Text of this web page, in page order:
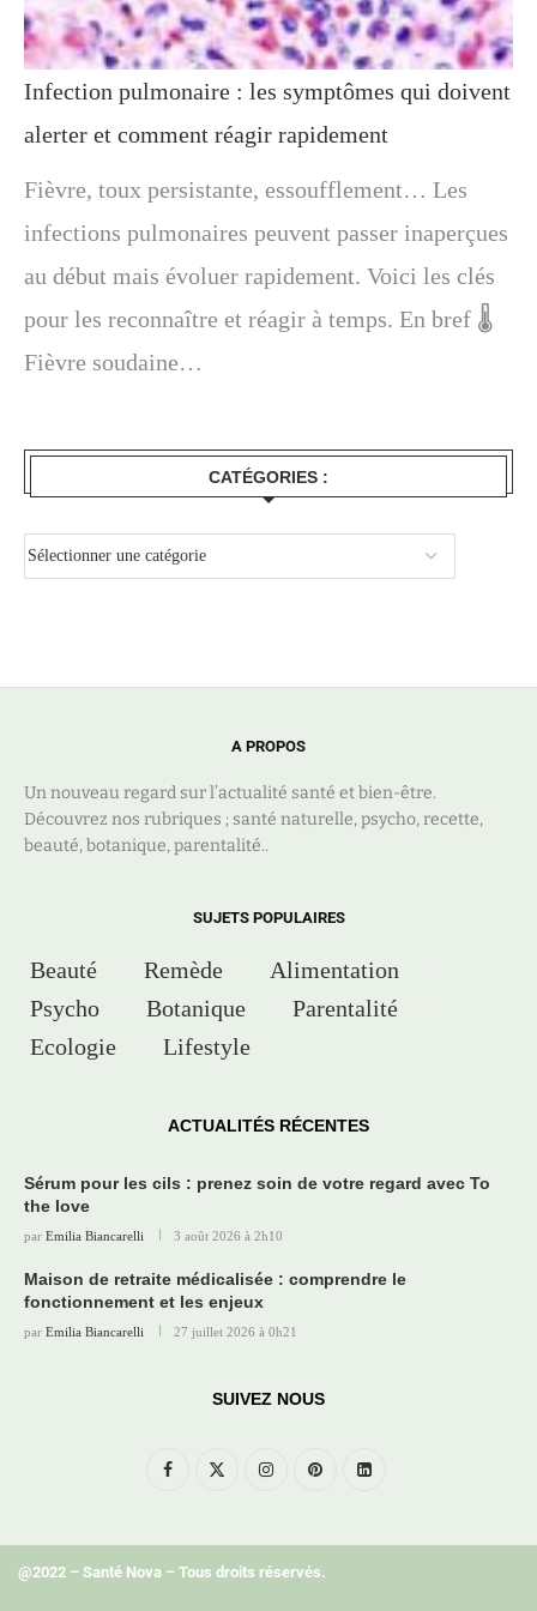
Infection pulmonaire : les symptômes qui doivent
alerter et comment réagir rapidement
Fièvre, toux persistante, essoufflement… Les
infections pulmonaires peuvent passer inaperçues
au début mais évoluer rapidement. Voici les clés
pour les reconnaître et réagir à temps. En bref 🌡️
Fièvre soudaine…
CATÉGORIES :
A PROPOS
Un nouveau regard sur l’actualité santé et bien-être.
Découvrez nos rubriques ; santé naturelle, psycho, recette,
beauté, botanique, parentalité..
SUJETS POPULAIRES
Beauté Remède
Alimentation
Psycho
Botanique
Parentalité
Ecologie
Lifestyle
ACTUALITÉS RÉCENTES
Sérum pour les cils : prenez soin de votre regard avec To
the love
par Emilia Biancarelli 3 août 2026 à 2h10
Maison de retraite médicalisée : comprendre le
fonctionnement et les enjeux
par Emilia Biancarelli 27 juillet 2026 à 0h21
SUIVEZ NOUS
@2022 – Santé Nova – Tous droits réservés.